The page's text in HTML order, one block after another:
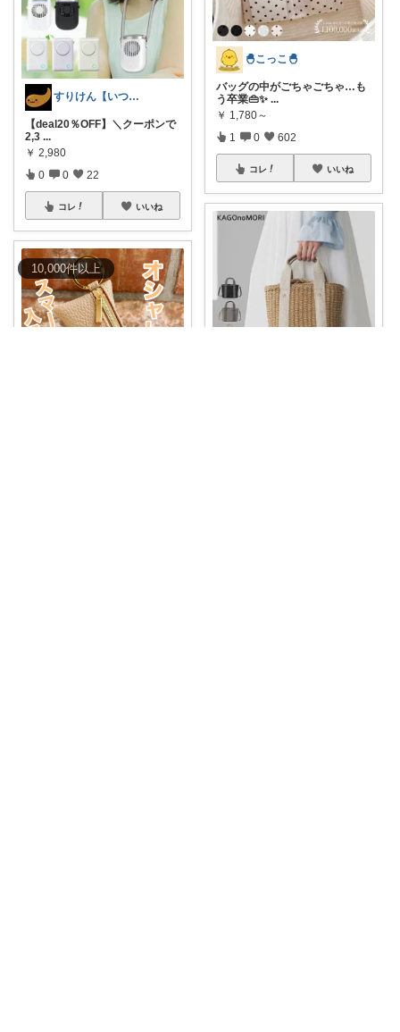
10,000件以上
すりけん【いつもありがとう😊】
【deal20％OFF】＼クーポンで
2,3 ...
￥ 2,980
0 0 22
コレ いいね
🐣こっこ🐣
バッグの中がごちゃごちゃ…も
う卒業👜✨ ...
￥ 1,780～
1 0 602
コレ いいね